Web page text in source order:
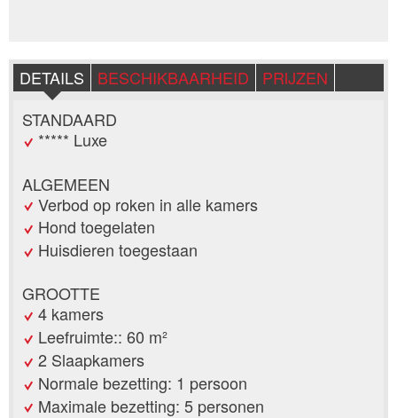
DETAILS BESCHIKBAARHEID
PRIJZEN
STANDAARD
***** Luxe
ALGEMEEN
Verbod op roken in alle kamers
Hond toegelaten
Huisdieren toegestaan
GROOTTE
4 kamers
Leefruimte:: 60 m²
2 Slaapkamers
Normale bezetting: 1 persoon
Maximale bezetting: 5 personen